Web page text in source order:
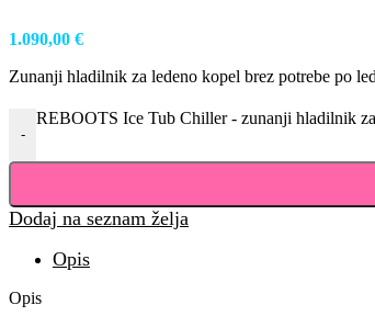
1.090,00 €
Zunanji hladilnik za ledeno kopel brez potrebe po
-
REBOOTS Ice Tub Chiller - zunanji hladilnik
Dodaj na seznam želja
Opis
Opis